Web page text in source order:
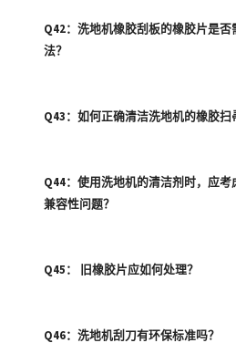
Q42：洗地机橡胶刮板的橡胶片是
法？
Q43：如何正确清洁洗地机的橡胶扫
Q44：使用洗地机的清洁剂时，应
兼容性问题？
Q45： 旧橡胶片应如何处理？
Q46：洗地机刮刀有环保标准吗？